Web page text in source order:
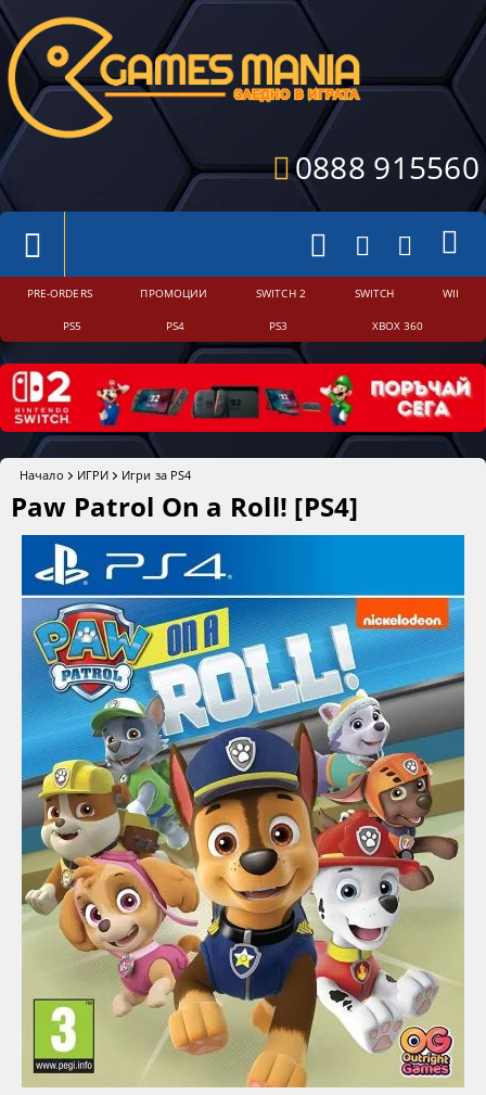
0888 915560
PRE-ORDERS ПРОМОЦИИ SWITCH 2 SWITCH WII
PS5 PS4 PS3 XBOX 360
Начало ИГРИ Игри за PS4
Paw Patrol On a Roll! [PS4]